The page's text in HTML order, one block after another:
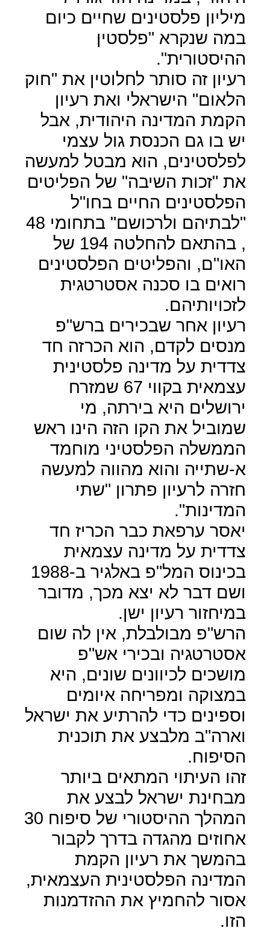
מיליון פלסטינים שחיים כיום
במה שנקרא "פלסטין
ההיסטורית".
רעיון זה סותר לחלוטין את "חוק
הלאום" הישראלי ואת רעיון
הקמת המדינה היהודית, אבל
יש בו גם הכנסת גול עצמי
לפלסטינים, הוא מבטל למעשה
את "זכות השיבה" של הפליטים
הפלסטינים החיים בחו"ל
"לבתיהם ולרכושם" בתחומי 48
, בהתאם להחלטה 194 של
האו"ם, והפליטים הפלסטינים
רואים בו סכנה אסטרטגית
לזכויותיהם.
רעיון אחר שבכירים ברש"פ
מנסים לקדם, הוא הכרזה חד
צדדית על מדינה פלסטינית
עצמאית בקווי 67 שמזרח
ירושלים היא בירתה, מי
שמוביל את הקו הזה הינו ראש
הממשלה הפלסטיני מוחמד
א-שתייה והוא מהווה למעשה
חזרה לרעיון פתרון "שתי
המדינות".
יאסר ערפאת כבר הכריז חד
צדדית על מדינה עצמאית
בכינוס המל"פ באלגיר ב-1988
ושם דבר לא יצא מכך, מדובר
במיחזור רעיון ישן.
הרש"פ מבולבלת, אין לה שום
אסטרטגיה ובכירי אש"פ
מושכים לכיוונים שונים, היא
במצוקה ומפריחה איומים
וספינים כדי להרתיע את ישראל
וארה"ב מלבצע את תוכנית
הסיפוח.
זהו העיתוי המתאים ביותר
מבחינת ישראל לבצע את
המהלך ההיסטורי של סיפוח 30
אחוזים מהגדה בדרך לקבור
בהמשך את רעיון הקמת
המדינה הפלסטינית העצמאית,
אסור להחמיץ את ההזדמנות
הזו.